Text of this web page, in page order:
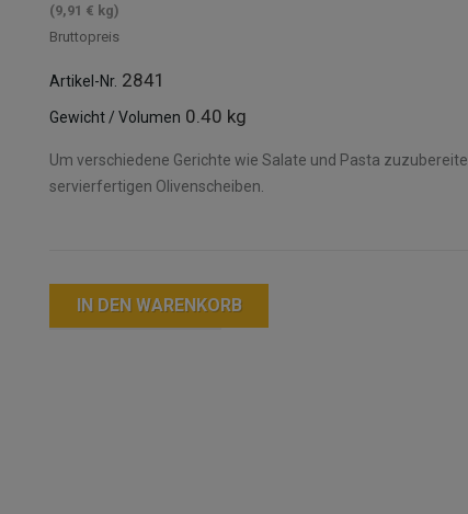
(9,91 € kg)
Bruttopreis
Artikel-Nr. 2841
Gewicht / Volumen 0.40 kg
Um verschiedene Gerichte wie Salate und Pasta
servierfertigen Olivenscheiben.
IN DEN WARENKORB